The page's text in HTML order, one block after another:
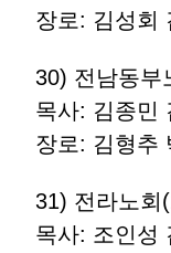
장로: 김성회
30) 전남동부
목사: 김종민
장로: 김형추
31) 전라노회
목사: 조인성